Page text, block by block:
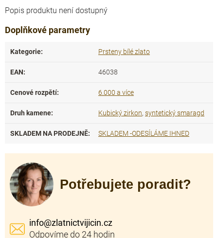
Popis produktu není dostupný
Doplňkové parametry
Kategorie: Prsteny bílé zlato
EAN: 46038
Cenové rozpětí: 6.000 a více
Druh kamene: Kubický zirkon, syntetický smaragd
SKLADEM NA PRODEJNĚ: SKLADEM -ODESÍLÁME IHNED
Potřebujete poradit?
info@zlatnictvijicin.cz